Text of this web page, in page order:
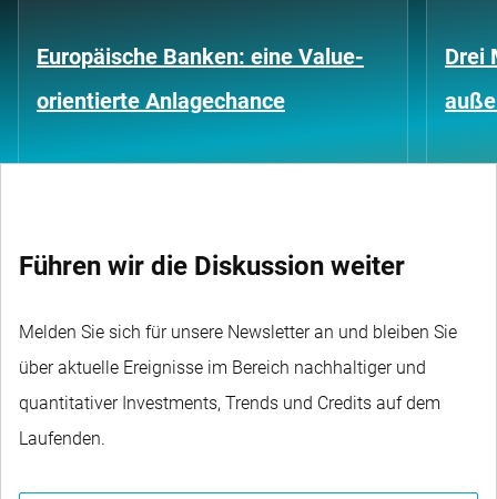
Europäische Banken: eine Value-
orientierte Anlagechance
Drei
Führen wir die Diskussion weiter
Melden Sie sich für unsere Newsletter an und bleiben Sie
über aktuelle Ereignisse im Bereich nachhaltiger und
quantitativer Investments, Trends und Credits auf dem
Laufenden.